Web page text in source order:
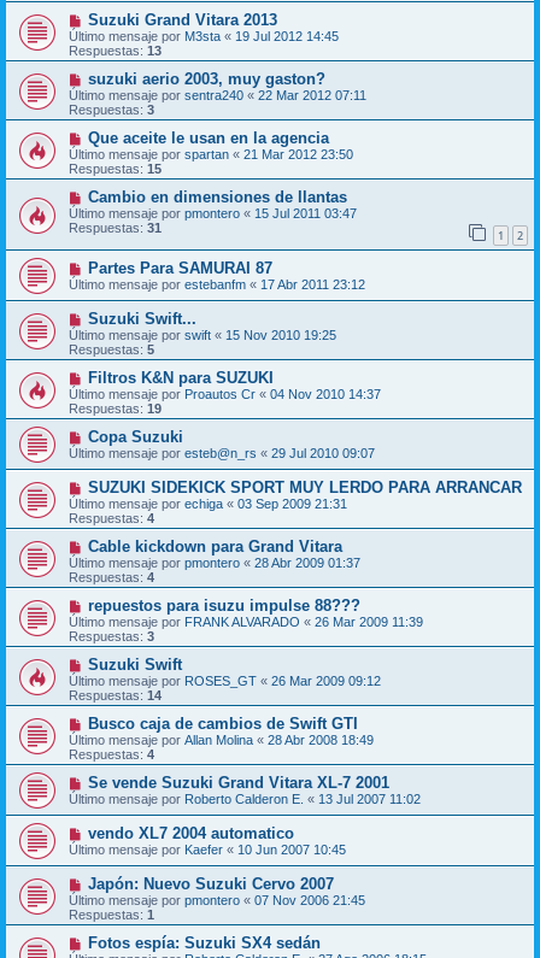
Suzuki Grand Vitara 2013
Último mensaje por M3sta « 19 Jul 2012 14:45
Respuestas: 13
suzuki aerio 2003, muy gaston?
Último mensaje por sentra240 « 22 Mar 2012 07:11
Respuestas: 3
Que aceite le usan en la agencia
Último mensaje por spartan « 21 Mar 2012 23:50
Respuestas: 15
Cambio en dimensiones de llantas
Último mensaje por pmontero « 15 Jul 2011 03:47
Respuestas: 31 1 2
Partes Para SAMURAI 87
Último mensaje por estebanfm « 17 Abr 2011 23:12
Suzuki Swift...
Último mensaje por swift « 15 Nov 2010 19:25
Respuestas: 5
Filtros K&N para SUZUKI
Último mensaje por Proautos Cr « 04 Nov 2010 14:37
Respuestas: 19
Copa Suzuki
Último mensaje por esteb@n_rs « 29 Jul 2010 09:07
SUZUKI SIDEKICK SPORT MUY LERDO PARA ARRANCAR
Último mensaje por echiga « 03 Sep 2009 21:31
Respuestas: 4
Cable kickdown para Grand Vitara
Último mensaje por pmontero « 28 Abr 2009 01:37
Respuestas: 4
repuestos para isuzu impulse 88???
Último mensaje por FRANK ALVARADO « 26 Mar 2009 11:39
Respuestas: 3
Suzuki Swift
Último mensaje por ROSES_GT « 26 Mar 2009 09:12
Respuestas: 14
Busco caja de cambios de Swift GTI
Último mensaje por Allan Molina « 28 Abr 2008 18:49
Respuestas: 4
Se vende Suzuki Grand Vitara XL-7 2001
Último mensaje por Roberto Calderon E. « 13 Jul 2007 11:02
vendo XL7 2004 automatico
Último mensaje por Kaefer « 10 Jun 2007 10:45
Japón: Nuevo Suzuki Cervo 2007
Último mensaje por pmontero « 07 Nov 2006 21:45
Respuestas: 1
Fotos espía: Suzuki SX4 sedán